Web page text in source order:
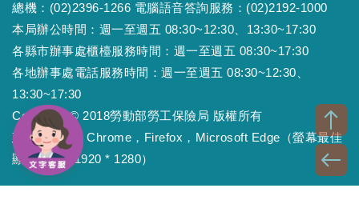
總機：(02)2396-1266 電腦語音答詢服務：(02)2192-1000
本局辦公時間：週一至週五 08:30~12:30、13:30~17:30
各縣市辦事處櫃檯服務時間：週一至週五 08:30~17:30
各地辦事處電話服務時間：週一至週五 08:30~12:30、
13:30~17:30
Copyright © 2018勞動部勞工保險局 版權所有
建議瀏覽器：Chrome，Firefox，Microsoft Edge（螢幕最佳
顯示效果為1920 * 1280）